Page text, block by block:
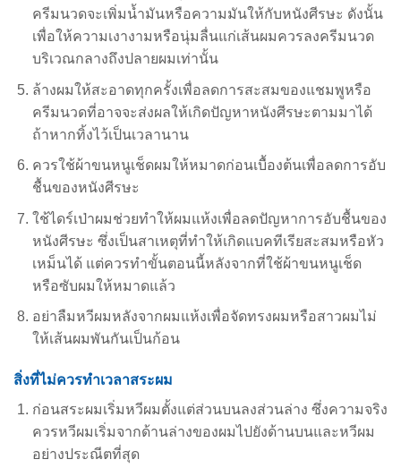
ครีมนวดจะเพิ่มน้ำมันหรือความมันให้กับหนังศีรษะ ดังนั้น
เพื่อให้ความเงางามหรือนุ่มลื่นแก่เส้นผมควรลงครีมนวด
บริเวณกลางถึงปลายผมเท่านั้น
ล้างผมให้สะอาดทุกครั้งเพื่อลดการสะสมของแชมพูหรือ
ครีมนวดที่อาจจะส่งผลให้เกิดปัญหาหนังศีรษะตามมาได้
ถ้าหากทิ้งไว้เป็นเวลานาน
ควรใช้ผ้าขนหนูเช็ดผมให้หมาดก่อนเบื้องต้นเพื่อลดการอับ
ชื้นของหนังศีรษะ
ใช้ไดร์เป่าผมช่วยทำให้ผมแห้งเพื่อลดปัญหาการอับชื้นของ
หนังศีรษะ ซึ่งเป็นสาเหตุที่ทำให้เกิดแบคทีเรียสะสมหรือหัว
เหม็นได้ แต่ควรทำขั้นตอนนี้หลังจากที่ใช้ผ้าขนหนูเช็ด
หรือซับผมให้หมาดแล้ว
อย่าลืมหวีผมหลังจากผมแห้งเพื่อจัดทรงผมหรือสาวผมไม่
ให้เส้นผมพันกันเป็นก้อน
สิ่งที่ไม่ควรทำเวลาสระผม
ก่อนสระผมเริ่มหวีผมตั้งแต่ส่วนบนลงส่วนล่าง ซึ่งความจริง
ควรหวีผมเริ่มจากด้านล่างของผมไปยังด้านบนและหวีผม
อย่างประณีตที่สุด